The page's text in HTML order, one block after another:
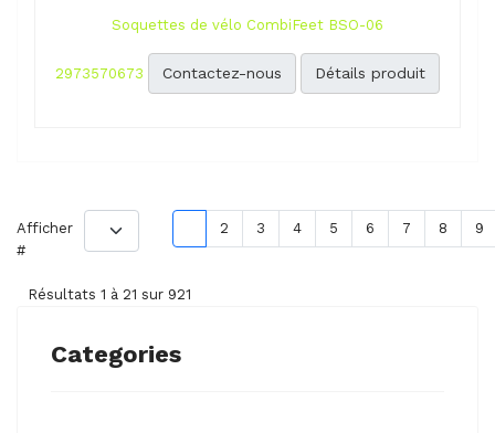
Soquettes de vélo CombiFeet BSO-06
2973570673 Contactez-nous Détails produit
Afficher
#
2 3 4 5 6 7 8 9
Résultats 1 à 21 sur 921
Categories